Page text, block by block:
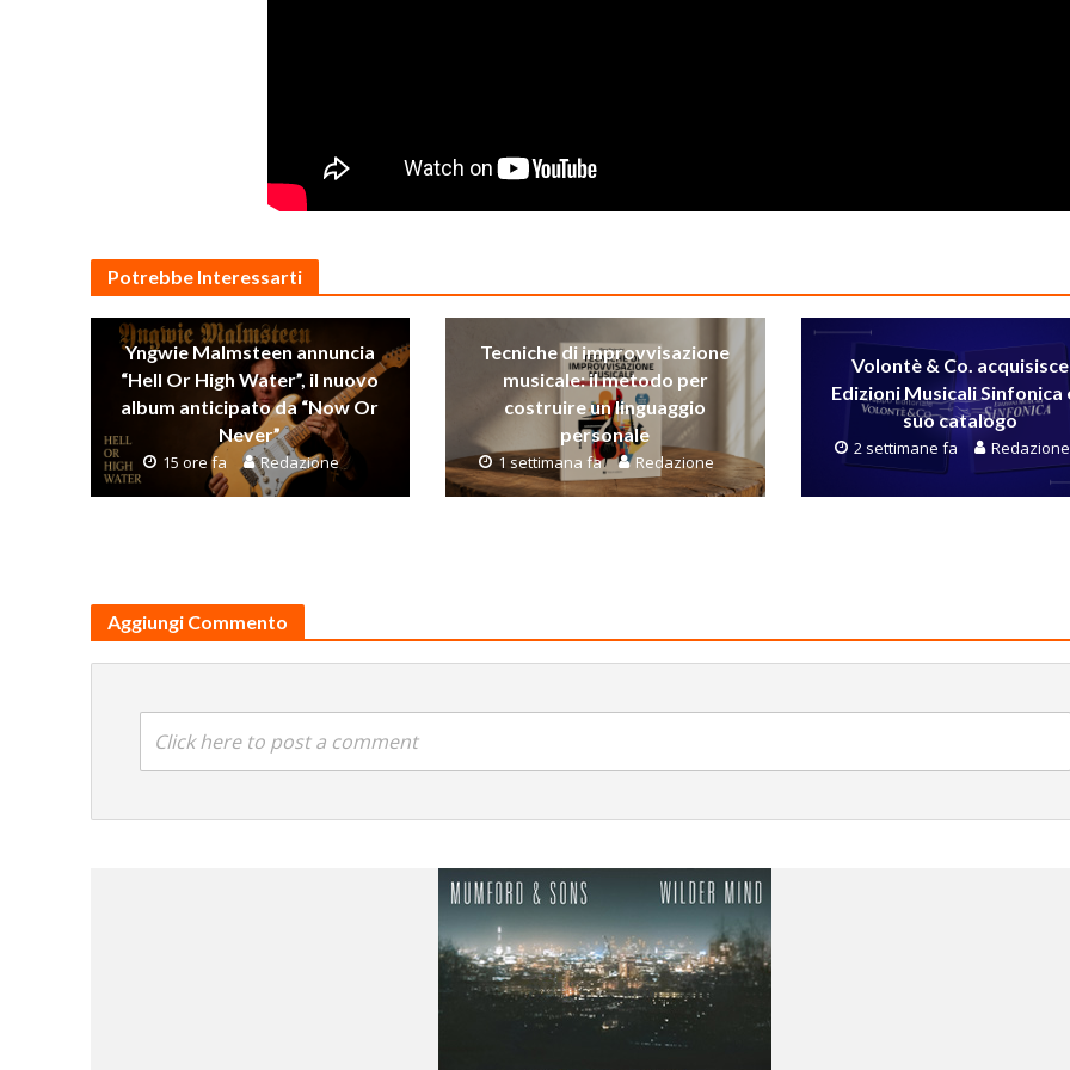
Potrebbe Interessarti
Yngwie Malmsteen annuncia
“Hell Or High Water”, il nuovo
album anticipato da “Now Or
Never”
15 ore fa Redazione
Tecniche di improvvisazione
musicale: il metodo per
costruire un linguaggio
personale
1 settimana fa Redazione
Volontè & Co. acquisisce
Edizioni Musicali Sinfonica
suo catalogo
2 settimane fa Redazione
Aggiungi Commento
Click here to post a comment